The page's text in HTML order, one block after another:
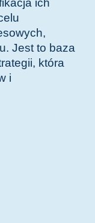
ich
Jest to baza
która
i